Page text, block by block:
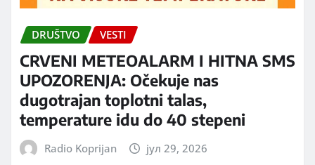
DRUŠTVO VESTI
CRVENI METEOALARM I HITNA SMS
UPOZORENJA: Očekuje nas
dugotrajan toplotni talas,
temperature idu do 40 stepeni
Radio Koprijan јул 29, 2026